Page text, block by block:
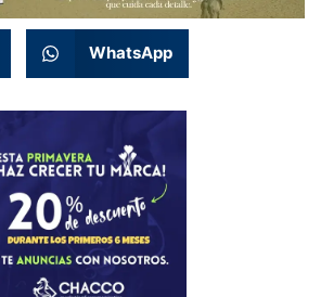
WhatsApp